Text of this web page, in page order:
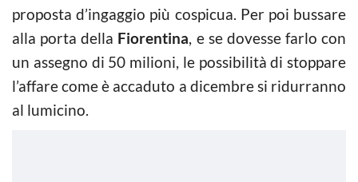
proposta d’ingaggio più cospicua. Per poi bussare
alla porta della Fiorentina, e se dovesse farlo con
un assegno di 50 milioni, le possibilità di stoppare
l’affare come è accaduto a dicembre si ridurranno
al lumicino.